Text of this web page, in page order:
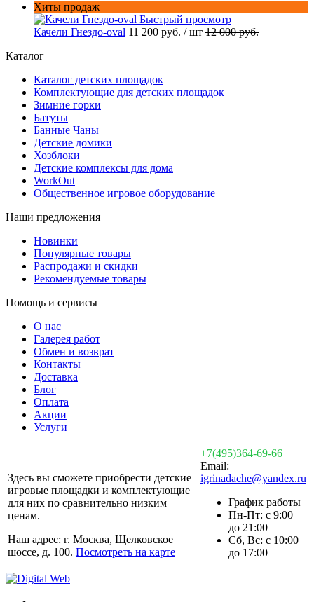
Хиты продаж
Быстрый просмотр
Качели Гнездо-oval 11 200 руб. / шт 12 000 руб.
Каталог
Каталог детских площадок
Комплектующие для детских площадок
Зимние горки
Батуты
Банные Чаны
Детские домики
Хозблоки
Детские комплексы для дома
WorkOut
Общественное игровое оборудование
Наши предложения
Новинки
Популярные товары
Распродажи и скидки
Рекомендуемые товары
Помощь и сервисы
О нас
Галерея работ
Обмен и возврат
Контакты
Доставка
Блог
Оплата
Акции
Услуги
Здесь вы сможете приобрести детские
игровые площадки и комплектующие
для них по сравнительно низким
ценам.
Наш адрес: г. Москва, Щелковское
шоссе, д. 100. Посмотреть на карте
+7(495)364-69-66
Email:
igrinadache@yandex.ru
График работы
Пн-Пт: с 9:00
до 21:00
Сб, Вс: с 10:00
до 17:00